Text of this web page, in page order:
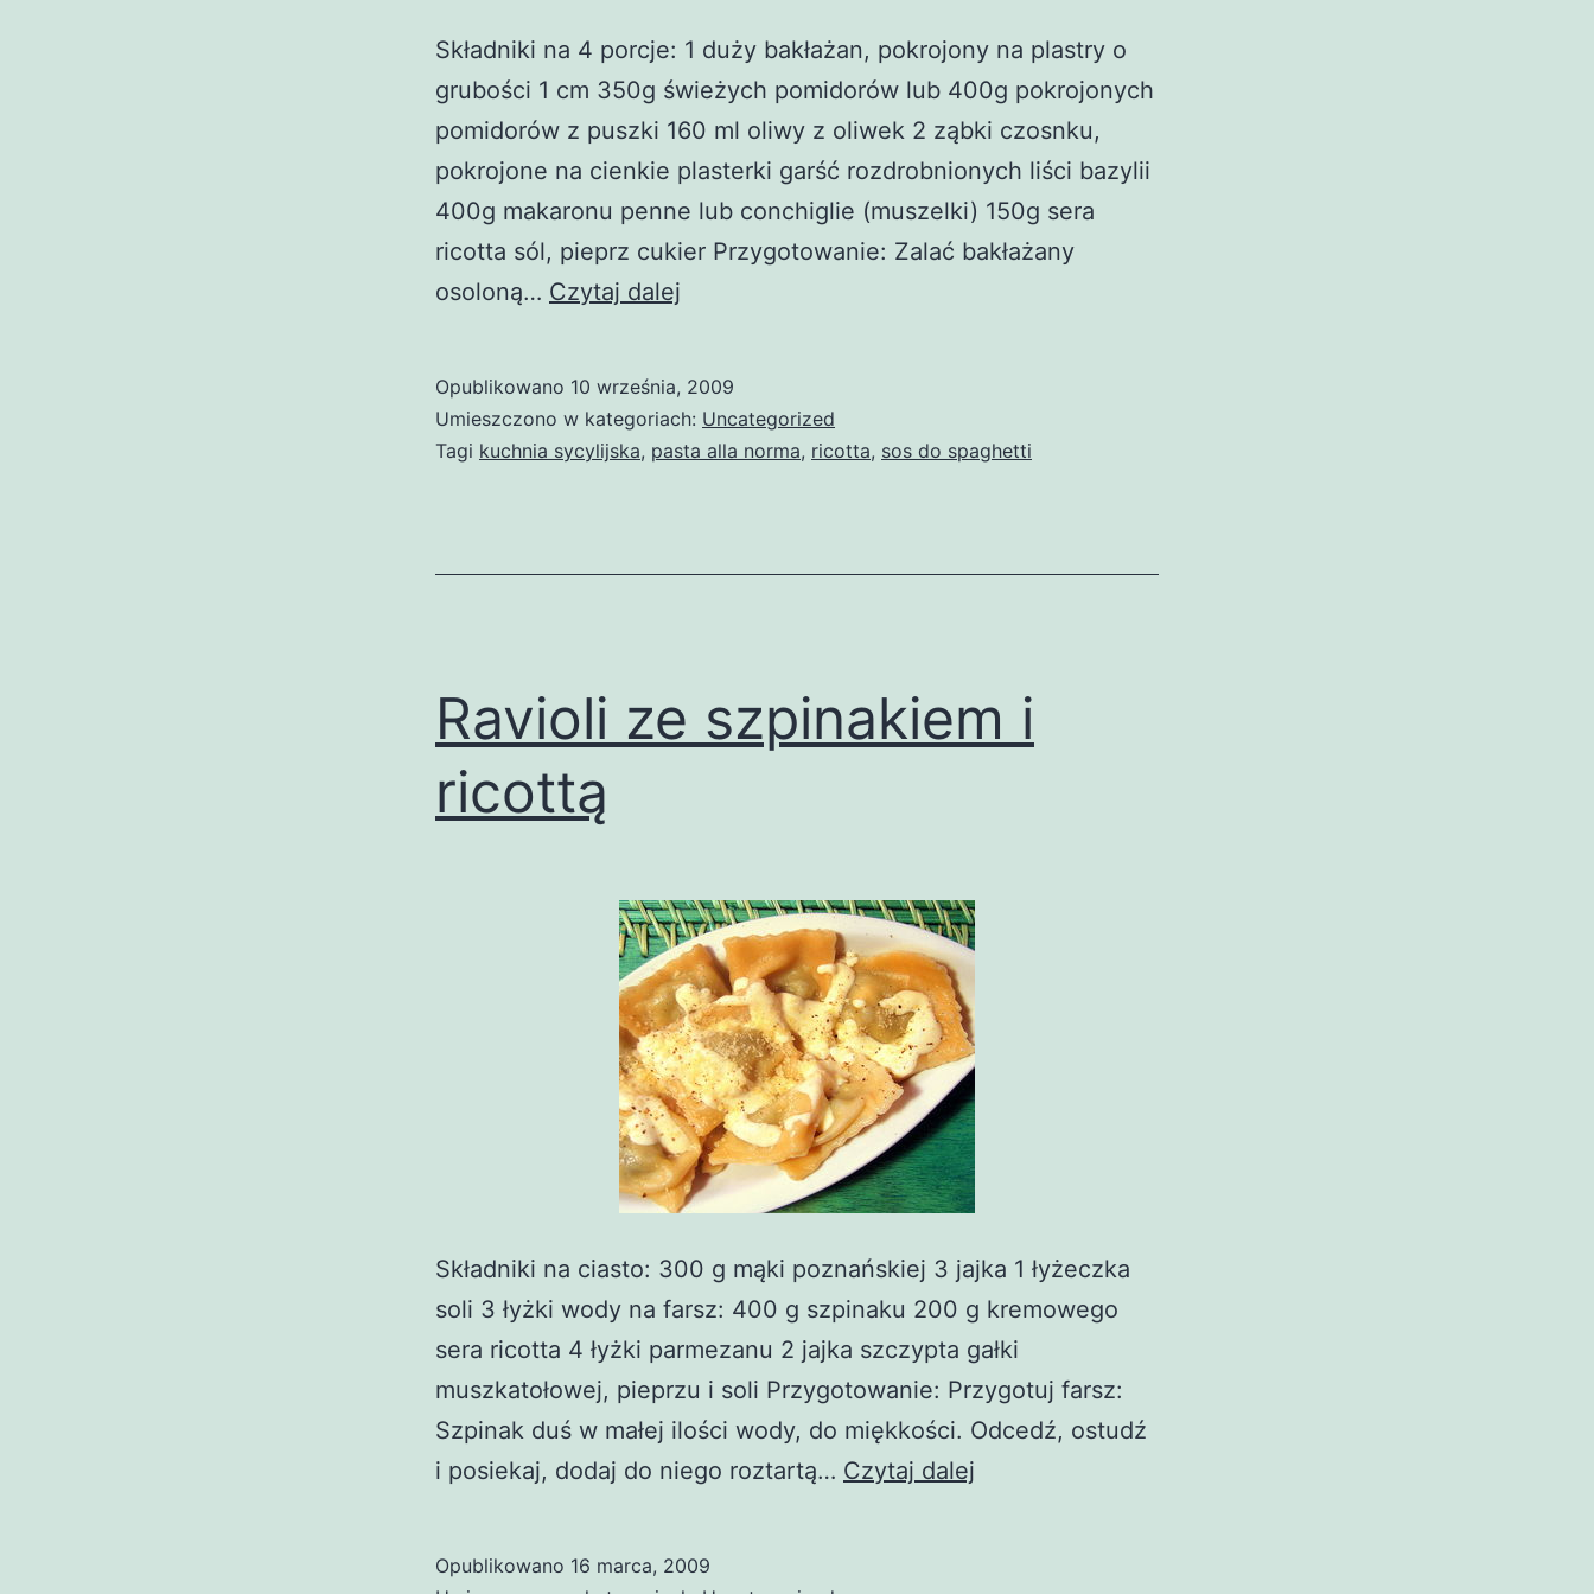
Składniki na 4 porcje: 1 duży bakłażan, pokrojony na plastry o
grubości 1 cm 350g świeżych pomidorów lub 400g pokrojonych
pomidorów z puszki 160 ml oliwy z oliwek 2 ząbki czosnku,
pokrojone na cienkie plasterki garść rozdrobnionych liści bazylii
400g makaronu penne lub conchiglie (muszelki) 150g sera
ricotta sól, pieprz cukier Przygotowanie: Zalać bakłażany
osoloną… Czytaj dalej
Opublikowano 10 września, 2009
Umieszczono w kategoriach: Uncategorized
Tagi kuchnia sycylijska, pasta alla norma, ricotta, sos do spaghetti
Ravioli ze szpinakiem i
ricottą
Składniki na ciasto: 300 g mąki poznańskiej 3 jajka 1 łyżeczka
soli 3 łyżki wody na farsz: 400 g szpinaku 200 g kremowego
sera ricotta 4 łyżki parmezanu 2 jajka szczypta gałki
muszkatołowej, pieprzu i soli Przygotowanie: Przygotuj farsz:
Szpinak duś w małej ilości wody, do miękkości. Odcedź, ostudź
i posiekaj, dodaj do niego roztartą… Czytaj dalej
Opublikowano 16 marca, 2009